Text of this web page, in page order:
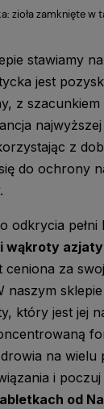
zioła zamknięte w
stawiamy
jest
z szacunkiem
z
do ochrony
odkrycia
wąkroty
ceniona za
naszym
który jest jej
na wielu
i
od